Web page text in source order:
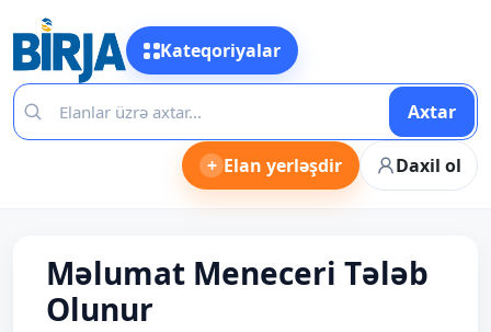
Kateqoriyalar
Axtar
+ Elan yerləşdir Daxil ol
Məlumat Meneceri Tələb
Olunur